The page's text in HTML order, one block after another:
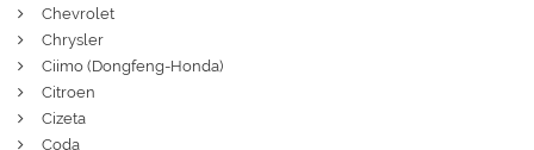
Chevrolet
Chrysler
Ciimo (Dongfeng-Honda)
Citroen
Cizeta
Coda